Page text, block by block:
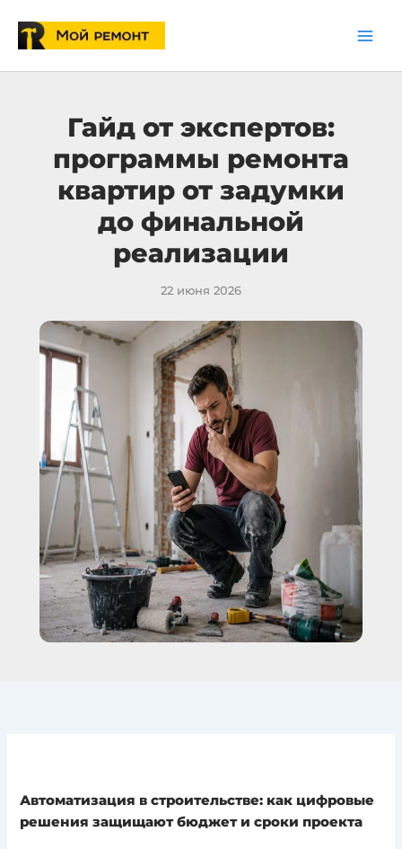
содержимому
Гайд от экспертов:
программы ремонта
квартир от задумки
до финальной
реализации
22 июня 2026
Автоматизация в строительстве: как цифровые
решения защищают бюджет и сроки проекта